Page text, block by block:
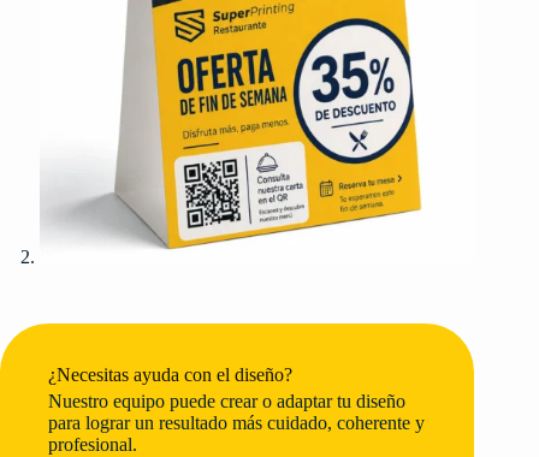
¿Necesitas ayuda con el diseño?
Nuestro equipo puede crear o adaptar tu diseño
para lograr un resultado más cuidado, coherente y
profesional.